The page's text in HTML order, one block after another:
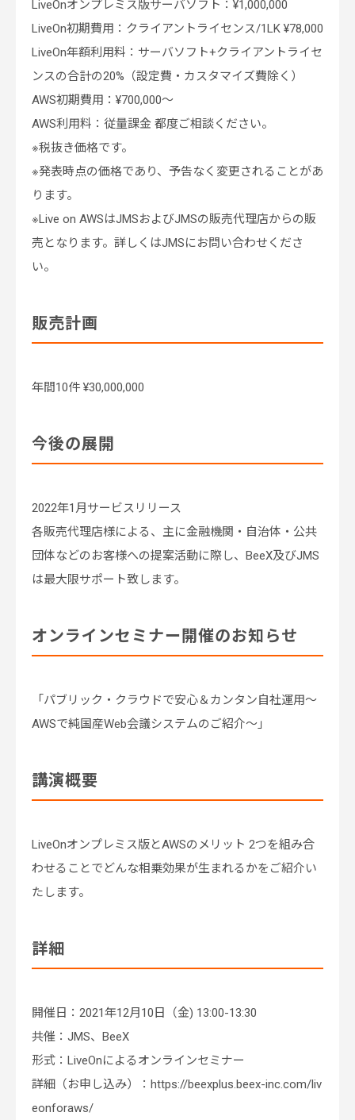
LiveOnオンプレミス版サーバソフト：¥1,000,000
LiveOn初期費用：クライアントライセンス/1LK ¥78,000
LiveOn年額利用料：サーバソフト+クライアントライセ
ンスの合計の20%（設定費・カスタマイズ費除く）
AWS初期費用：¥700,000～
AWS利用料：従量課金 都度ご相談ください。
※税抜き価格です。
※発表時点の価格であり、予告なく変更されることがあ
ります。
※Live on AWSはJMSおよびJMSの販売代理店からの販
売となります。詳しくはJMSにお問い合わせくださ
い。
販売計画
年間10件 ¥30,000,000
今後の展開
2022年1月サービスリリース
各販売代理店様による、主に金融機関・自治体・公共
団体などのお客様への提案活動に際し、BeeX及びJMS
は最大限サポート致します。
オンラインセミナー開催のお知らせ
「パブリック・クラウドで安心＆カンタン自社運用～
AWSで純国産Web会議システムのご紹介〜」
講演概要
LiveOnオンプレミス版とAWSのメリット 2つを組み合
わせることでどんな相乗効果が生まれるかをご紹介い
たします。
詳細
開催日：2021年12月10日（金) 13:00-13:30
共催：JMS、BeeX
形式：LiveOnによるオンラインセミナー
詳細（お申し込み）：https://beexplus.beex-inc.com/liv
eonforaws/